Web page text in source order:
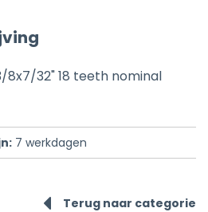
32" 18 teeth nominal
7 werkdagen
Terug naar categorie